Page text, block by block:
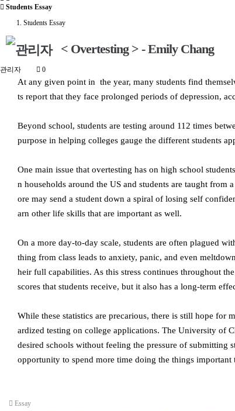
Students Essay
Students Essay
< Overtesting > - Emily Chang
관리자 0
At any given point in the year, many students find
ts report that they face prolonged periods of depression,
Beyond school, students are testing around 112 times
purpose in helping colleges gauge the different students
One main issue that overtesting has on high school
n households around the US and students are taught from
ore may send a student down a spiral of losing self
arn other life skills that are important as well.
On a more day-to-day scale, students are often plagued
thing from class leads to anxiety, panic, and even
heir full capabilities. As this stress continues throughout
scores that students receive, but it also has a long-term
While these statistics are precarious, there is still hope for
ardized testing on college applications. The University of
desired schools without feeling the pressure of submitting
opportunity to spend more time doing the things important
Essay